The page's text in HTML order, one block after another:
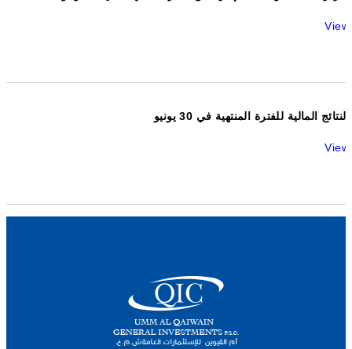
View
النتائج المالية للفترة المنتهية في 30 يونيو
View